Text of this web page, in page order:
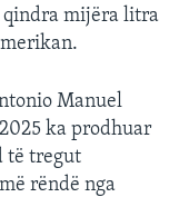
qindra mijëra litra
Manuel
ka prodhuar
të tregut
rëndë nga